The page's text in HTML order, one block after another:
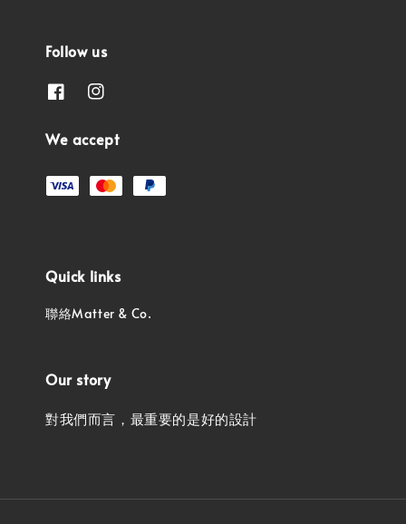
Follow us
We accept
Quick links
聯絡Matter & Co.
Our story
對我們而言，最重要的是好的設計